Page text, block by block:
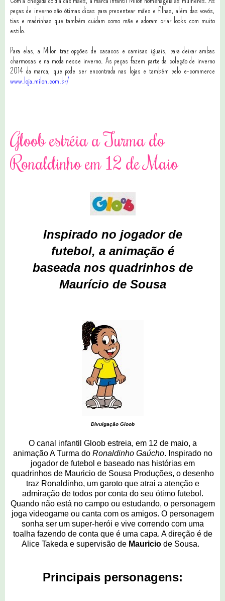
peças de inverno são ótimas dicas para presentear mães e filhas, além das vovós,
tias e madrinhas que também cuidam como mãe e adoram criar looks com muito
estilo.
Para elas, a Milon traz opções de casacos e camisas iguais, para deixar ambas
charmosas e na moda nesse inverno. As peças fazem parte da coleção de inverno
2014 da marca, que pode ser encontrada nas lojas e também pelo e-commerce
www.loja.milon.com.br/
Gloob estréia a Turma do
Ronaldinho em 12 de Maio
Inspirado no jogador de
futebol, a animação é
baseada nos quadrinhos de
Maurício de Sousa
Divulgação Gloob
O canal infantil Gloob estreia, em 12 de maio, a
animação A Turma do Ronaldinho Gaúcho. Inspirado no
jogador de futebol e baseado nas histórias em
quadrinhos de Mauricio de Sousa Produções, o desenho
traz Ronaldinho, um garoto que atrai a atenção e
admiração de todos por conta do seu ótimo futebol.
Quando não está no campo ou estudando, o personagem
joga videogame ou canta com os amigos. O personagem
sonha ser um super-herói e vive correndo com uma
toalha fazendo de conta que é uma capa. A direção é de
Alice Takeda e supervisão de Mauricio de Sousa.
Principais personagens: